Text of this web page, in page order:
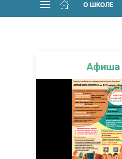
О ШКОЛЕ
Афиша